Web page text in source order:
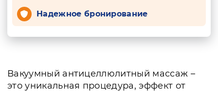
Надежное бронирование
Вакуумный антицеллюлитный массаж –
это уникальная процедура, эффект от